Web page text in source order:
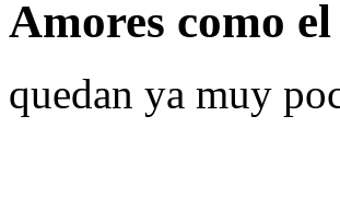
Amores como
quedan ya muy